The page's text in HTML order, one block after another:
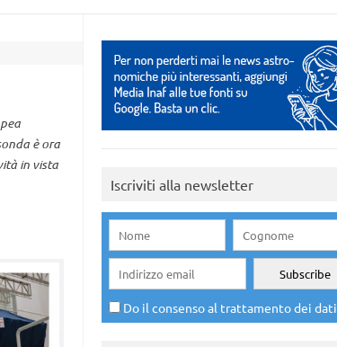
è ora
in vista
Iscriviti alla newsletter
Do il consenso al trattamento dei dati